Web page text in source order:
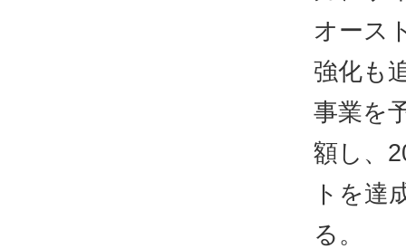
オース
強化も
事業を
額し、
トを達
る。